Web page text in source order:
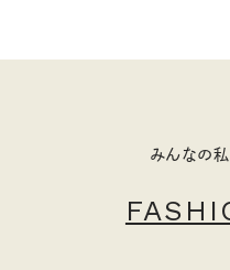
みんなの私